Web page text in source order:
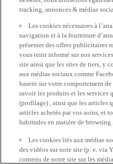
tracking, annonces & médias
Les cookies nécessaires à
navigation et à la fourniture
présenter des offres publicitaires
vous tenir informé sur nos
site ainsi que les sites de tiers, y
aux médias sociaux comme
basent sur votre comportement
savoir les produits et les services
(profilage) , ainsi que les articles
articles achetés par vos soins, et
habitudes en matière de browsing.
Les cookies liés aux médias
des vidéos sur note site (p. e. via
contenu de notre site sur les